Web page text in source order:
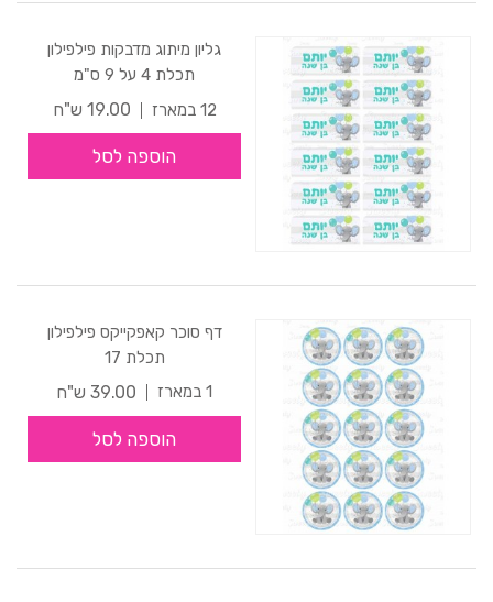
גליון מיתוג מדבקות פילפילון
תכלת 4 על 9 ס"מ
12 במארז
19.00 ש"ח
הוספה לסל
דף סוכר קאפקייקס פילפילון
תכלת 17
1 במארז
39.00 ש"ח
הוספה לסל